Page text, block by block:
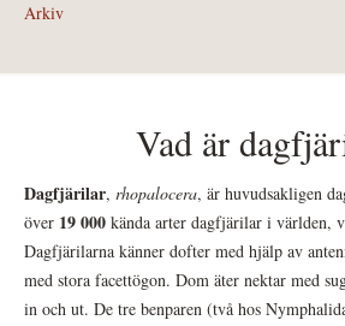
Arkiv
Vad är
Dagfjärilar, rhopalocera, är huvudsakligen
över 19 000 kända arter dagfjärilar i världen,
Dagfjärilarna känner dofter med hjälp av
med stora facettögon. Dom äter nektar med
in och ut. De tre benparen (två hos